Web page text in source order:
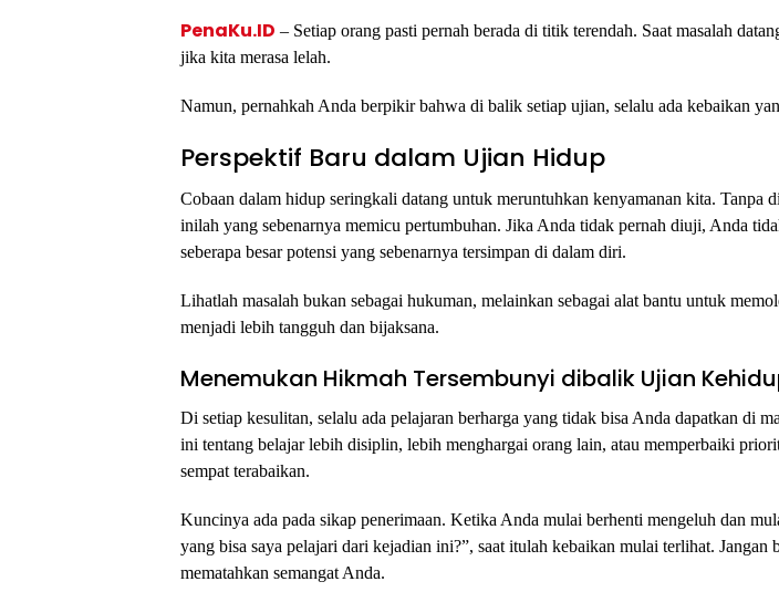
PenaKu.ID – Setiap orang pasti pernah berada di titik terendah. Saat masalah
jika kita merasa lelah.
Namun, pernahkah Anda berpikir bahwa di balik setiap ujian, selalu ada kebaikan
Perspektif Baru dalam Ujian Hidup
Cobaan dalam hidup seringkali datang untuk meruntuhkan kenyamanan kita. Tanpa
inilah yang sebenarnya memicu pertumbuhan. Jika Anda tidak pernah diuji, Anda
seberapa besar potensi yang sebenarnya tersimpan di dalam diri.
Lihatlah masalah bukan sebagai hukuman, melainkan sebagai alat bantu untuk
menjadi lebih tangguh dan bijaksana.
Menemukan Hikmah Tersembunyi dibalik Ujian
Di setiap kesulitan, selalu ada pelajaran berharga yang tidak bisa Anda dapatkan di
ini tentang belajar lebih disiplin, lebih menghargai orang lain, atau memperbaiki
sempat terabaikan.
Kuncinya ada pada sikap penerimaan. Ketika Anda mulai berhenti mengeluh dan
yang bisa saya pelajari dari kejadian ini?”, saat itulah kebaikan mulai terlihat. Jangan
mematahkan semangat Anda.